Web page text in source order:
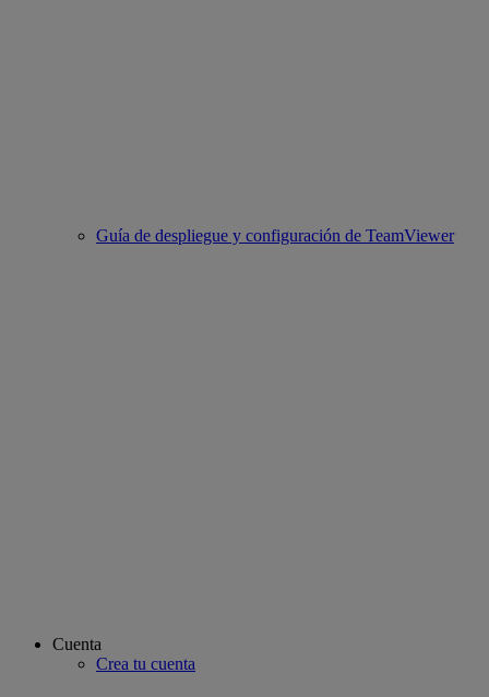
Guía de despliegue y configuración de TeamViewer
Cuenta
Crea tu cuenta